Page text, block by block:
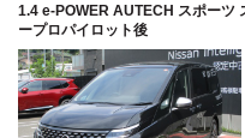
1.4 e-POWER AUTECH スポーツ
ープロパイロット後